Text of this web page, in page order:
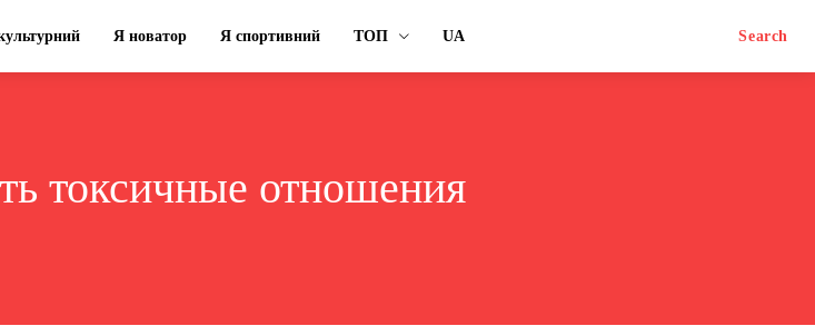
Я новатор Я спортивний ТОП UA Search
токсичные отношения